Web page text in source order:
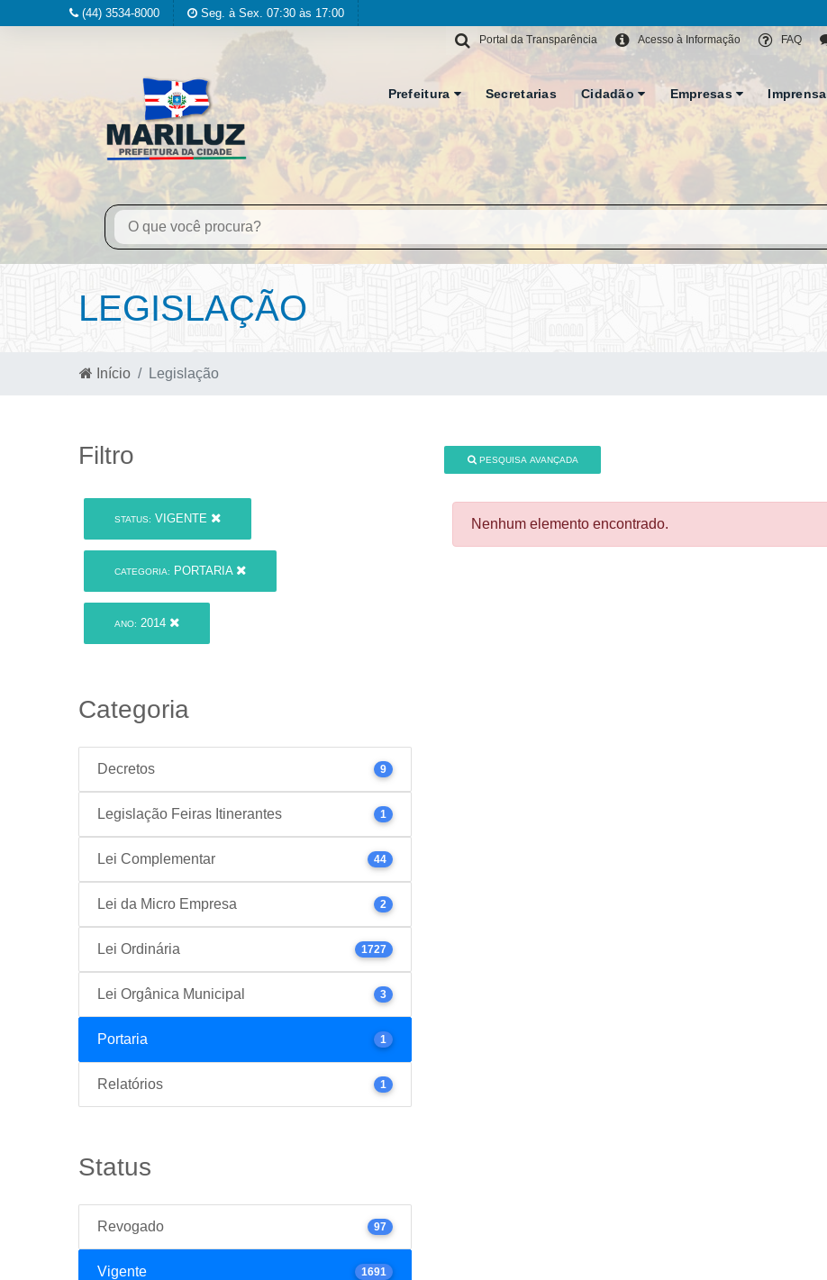
(44) 3534-8000 Seg. à Sex. 07:30 às 17:00
FAQ
Acesso à Informação
Portal da Transparência
Prefeitura Secretarias Cidadão Empresas Imprensa
LEGISLAÇÃO
Início Legislação
Filtro
STATUS: VIGENTE
CATEGORIA: PORTARIA
ANO: 2014
Categoria
Decretos 9
Legislação Feiras Itinerantes 1
Lei Complementar 44
Lei da Micro Empresa 2
Lei Ordinária 1727
Lei Orgânica Municipal 3
Portaria 1
Relatórios 1
Status
Revogado 97
Vigente 1691
PESQUISA AVANÇADA
Nenhum elemento encontrado.